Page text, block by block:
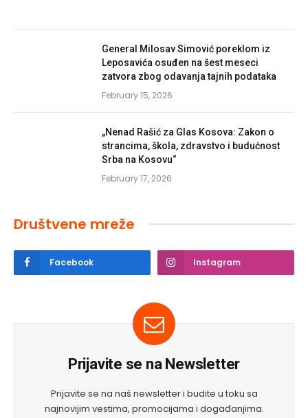
General Milosav Simović poreklom iz
Leposavića osuđen na šest meseci
zatvora zbog odavanja tajnih podataka
February 15, 2026
„Nenad Rašić za Glas Kosova: Zakon o
strancima, škola, zdravstvo i budućnost
Srba na Kosovu“
February 17, 2026
Društvene mreže
Facebook Instagram
Prijavite se na Newsletter
Prijavite se na naš newsletter i budite u toku sa
najnovijim vestima, promocijama i događanjima.